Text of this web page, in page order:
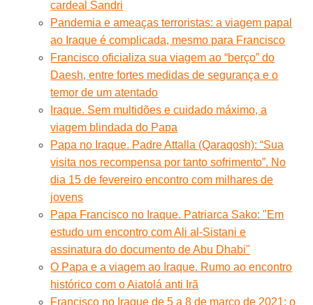
cardeal Sandri
Pandemia e ameaças terroristas: a viagem papal
ao Iraque é complicada, mesmo para Francisco
Francisco oficializa sua viagem ao “berço” do
Daesh, entre fortes medidas de segurança e o
temor de um atentado
Iraque. Sem multidões e cuidado máximo, a
viagem blindada do Papa
Papa no Iraque. Padre Attalla (Qaraqosh): “Sua
visita nos recompensa por tanto sofrimento”. No
dia 15 de fevereiro encontro com milhares de
jovens
Papa Francisco no Iraque. Patriarca Sako: "Em
estudo um encontro com Ali al-Sistani e
assinatura do documento de Abu Dhabi"
O Papa e a viagem ao Iraque. Rumo ao encontro
histórico com o Aiatolá anti Irã
Francisco no Iraque de 5 a 8 de março de 2021: o